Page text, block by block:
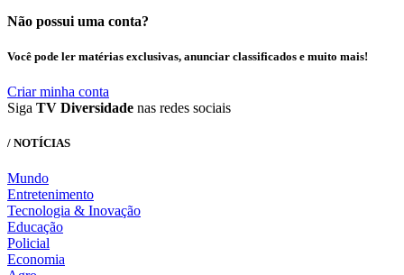
Não possui uma conta?
Você pode ler matérias exclusivas, anunciar classificados e muito mais!
Criar minha conta
Siga TV Diversidade nas redes sociais
/ NOTÍCIAS
Mundo
Entretenimento
Tecnologia & Inovação
Educação
Policial
Economia